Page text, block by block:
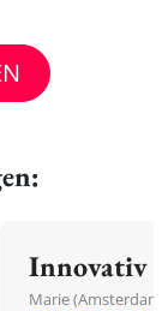
Innovativ
Marie